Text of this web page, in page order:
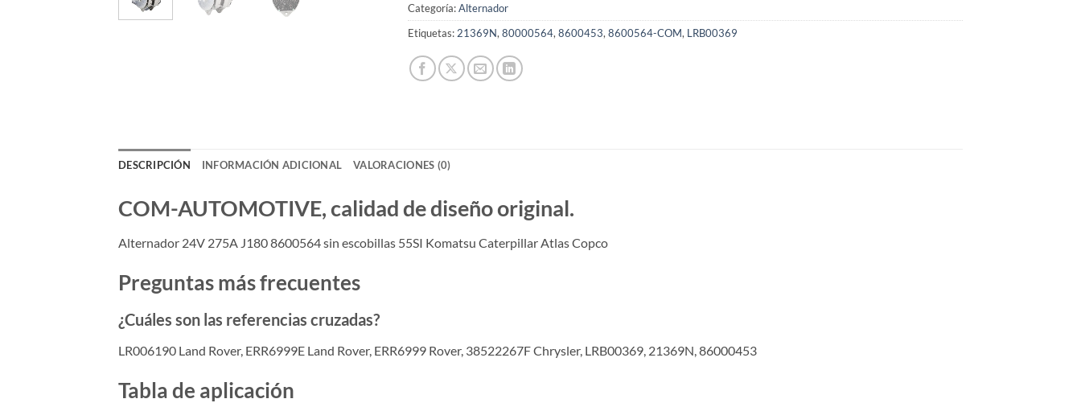
Categoría:Alternador
Etiquetas: 21369N, 80000564, 8600453, 8600564-COM, LRB00369
DESCRIPCIÓN INFORMACIÓN ADICIONAL VALORACIONES (0)
COM-AUTOMOTIVE, calidad de diseño original.
Alternador 24V 275A J180 8600564 sin escobillas 55SI Komatsu Caterpillar Atlas Copco
Preguntas más frecuentes
¿Cuáles son las referencias cruzadas?
LR006190 Land Rover, ERR6999E Land Rover, ERR6999 Rover, 38522267F Chrysler, LRB00369, 21369N, 86000453
Tabla de aplicación